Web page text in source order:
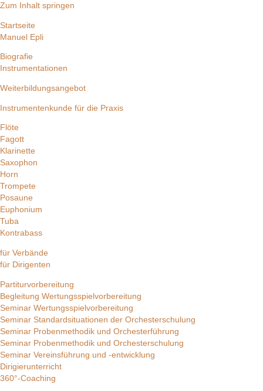
Zum Inhalt springen
Startseite
Manuel Epli
Biografie
Instrumentationen
Weiterbildungsangebot
Instrumentenkunde für die Praxis
Flöte
Fagott
Klarinette
Saxophon
Horn
Trompete
Posaune
Euphonium
Tuba
Kontrabass
für Verbände
für Dirigenten
Partiturvorbereitung
Begleitung Wertungsspielvorbereitung
Seminar Wertungsspielvorbereitung
Seminar Standardsituationen der Orchesterschulung
Seminar Probenmethodik und Orchesterführung
Seminar Probenmethodik und Orchesterschulung
Seminar Vereinsführung und -entwicklung
Dirigierunterricht
360°-Coaching